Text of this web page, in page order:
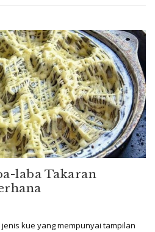
laba Takaran
kue yang mempunyai tampilan